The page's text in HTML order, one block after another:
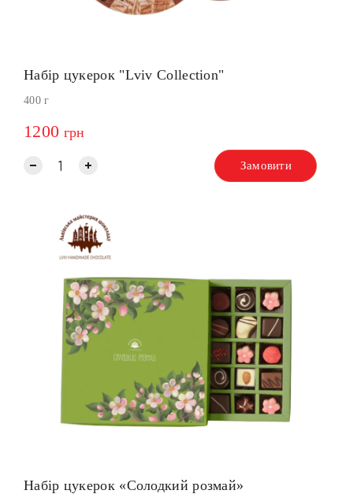
Набір цукерок "Lviv Collection"
400 г
1200 грн
Замовити
Набір цукерок «Солодкий розмай»